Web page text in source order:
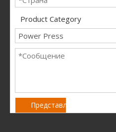
Product Category
Представлять на